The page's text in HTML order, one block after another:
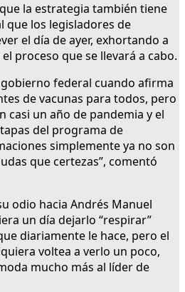
la estrategia también tiene
que los legisladores de
el día de ayer, exhortando a
proceso que se llevará a cabo.
federal cuando afirma
de vacunas para todos, pero
casi un año de pandemia y el
del programa de
simplemente ya no son
que certezas”, comentó
odio hacia Andrés Manuel
un día dejarlo “respirar”
diariamente le hace, pero el
voltea a verlo un poco,
mucho más al líder de